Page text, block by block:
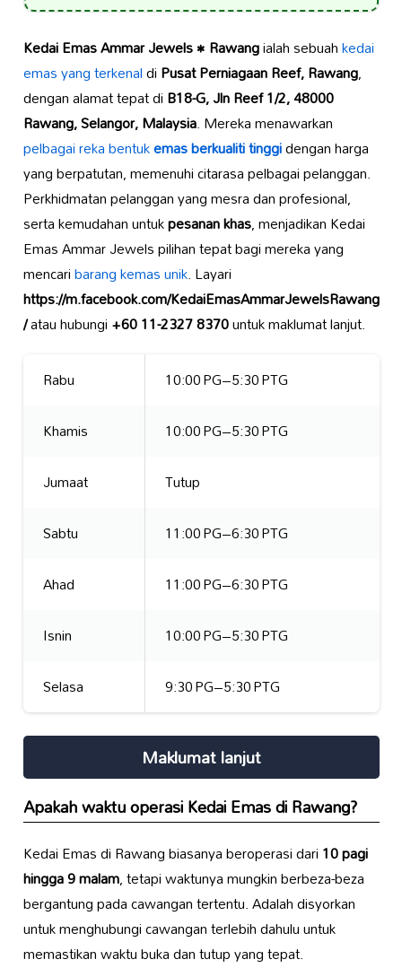
Kedai Emas Ammar Jewels • Rawangialah sebuahkedai
emas yang terkenaldiPusat Perniagaan Reef, Rawang,
dengan alamat tepat diB18-G, Jln Reef 1/2, 48000
Rawang, Selangor, Malaysia. Mereka menawarkan
pelbagai reka bentukemas berkualiti tinggidengan harga
yang berpatutan, memenuhi citarasa pelbagai pelanggan.
Perkhidmatan pelanggan yang mesra dan profesional,
serta kemudahan untukpesanan khas, menjadikan Kedai
Emas Ammar Jewels pilihan tepat bagi mereka yang
mencaribarang kemas unik. Layari
https://m.facebook.com/KedaiEmasAmmarJewelsRawang
/atau hubungi+60 11-2327 8370untuk maklumat lanjut.
Rabu
10:00 PG–5:30 PTG
Khamis
10:00 PG–5:30 PTG
Jumaat
Tutup
Sabtu
11:00 PG–6:30 PTG
Ahad
11:00 PG–6:30 PTG
Isnin
10:00 PG–5:30 PTG
Selasa
9:30 PG–5:30 PTG
Maklumat lanjut
Apakahwaktu operasiKedai Emas di Rawang?
Kedai Emas di Rawang biasanya beroperasi dari10 pagi
hingga 9 malam, tetapi waktunya mungkin berbeza-beza
bergantung pada cawangan tertentu. Adalah disyorkan
untuk menghubungi cawangan terlebih dahulu untuk
memastikan waktu buka dan tutup yang tepat.